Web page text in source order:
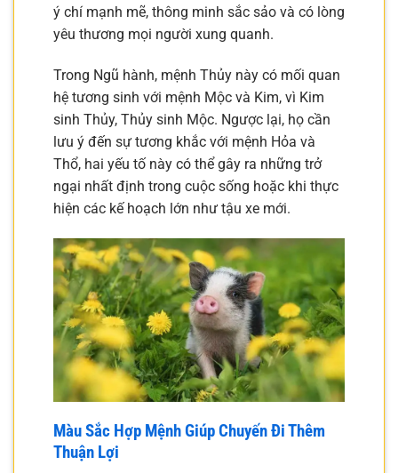
ý chí mạnh mẽ, thông minh sắc sảo và có lòng
yêu thương mọi người xung quanh.
Trong Ngũ hành, mệnh Thủy này có mối quan
hệ tương sinh với mệnh Mộc và Kim, vì Kim
sinh Thủy, Thủy sinh Mộc. Ngược lại, họ cần
lưu ý đến sự tương khắc với mệnh Hỏa và
Thổ, hai yếu tố này có thể gây ra những trở
ngại nhất định trong cuộc sống hoặc khi thực
hiện các kế hoạch lớn như tậu xe mới.
Màu Sắc Hợp Mệnh Giúp Chuyến Đi Thêm
Thuận Lợi